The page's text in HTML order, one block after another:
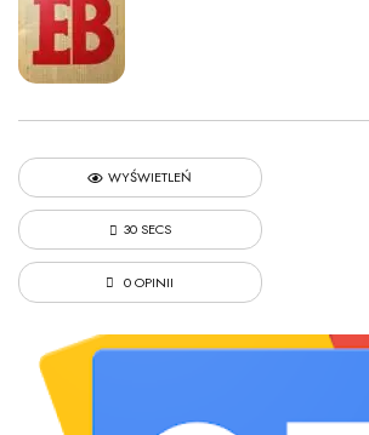
WYŚWIETLEŃ
30 SECS
0 OPINII